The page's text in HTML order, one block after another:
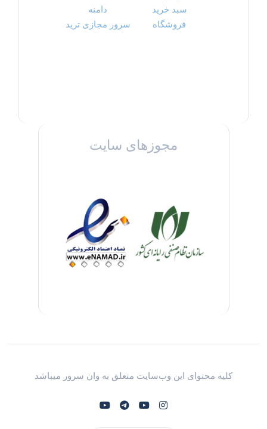
سبد خرید
فروشگاه
دامنه
سرور مجازی ترید
مجوزهای سایت
کلیه محتوای این وب‌سایت متعلق به وان سرور میباشد